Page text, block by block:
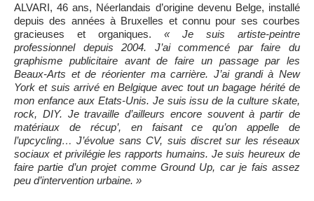
ALVARI, 46 ans, Néerlandais d’origine devenu Belge, installé
depuis des années à Bruxelles et connu pour ses courbes
gracieuses et organiques. « Je suis artiste-peintre
professionnel depuis 2004. J’ai commencé par faire du
graphisme publicitaire avant de faire un passage par les
Beaux-Arts et de réorienter ma carrière. J’ai grandi à New
York et suis arrivé en Belgique avec tout un bagage hérité de
mon enfance aux Etats-Unis. Je suis issu de la culture skate,
rock, DIY. Je travaille d’ailleurs encore souvent à partir de
matériaux de récup’, en faisant ce qu’on appelle de
l’upcycling… J’évolue sans CV, suis discret sur les réseaux
sociaux et privilégie les rapports humains. Je suis heureux de
faire partie d’un projet comme Ground Up, car je fais assez
peu d’intervention urbaine. »